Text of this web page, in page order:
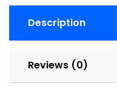
quantity
Description
Reviews (0)